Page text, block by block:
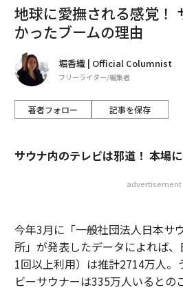
地球に愛撫される感覚！
かったブームの理由
堀香織 | Official Columnist
フリーライター/編集者
著者フォロー 記事を保存
サウナ内のテレビは邪道！ 本場
advertisement
今年3月に「一般社団法人日本サ
所」が発表したデータによれば
1回以上利用）は推計2714万人。
ビーサウナーは335万人いるとの